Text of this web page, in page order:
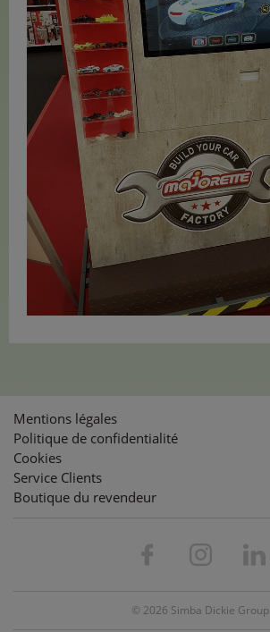
Mentions légales
Politique de confidentialité
Cookies
Service Clients
Boutique du revendeur
© 2026 Simba Dickie Group